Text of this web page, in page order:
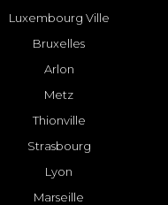
Luxembourg Ville
Bruxelles
Arlon
Metz
Thionville
Strasbourg
Lyon
Marseille